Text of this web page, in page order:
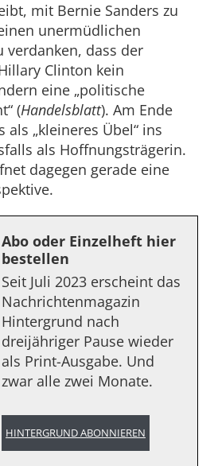
mit Bernie Sanders zu
unermüdlichen
verdanken, dass der
Clinton kein
eine „politische
(Handelsblatt). Am Ende
„kleineres Übel“ ins
als Hoffnungsträgerin.
dagegen gerade eine
Abo oder Einzelheft hier
bestellen
Seit Juli 2023 erscheint das
Nachrichtenmagazin
Hintergrund nach
dreijähriger Pause wieder
als Print-Ausgabe. Und
zwar alle zwei Monate.
HINTERGRUND ABONNIEREN